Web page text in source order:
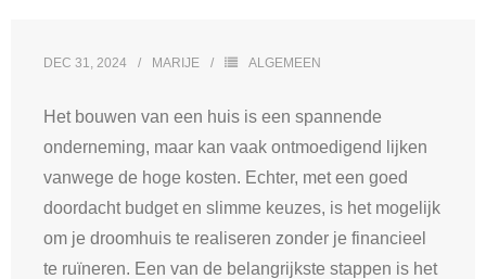
DEC 31, 2024 MARIJE ALGEMEEN
Het bouwen van een huis is een spannende
onderneming, maar kan vaak ontmoedigend lijken
vanwege de hoge kosten. Echter, met een goed
doordacht budget en slimme keuzes, is het mogelijk
om je droomhuis te realiseren zonder je financieel
te ruïneren. Een van de belangrijkste stappen is het